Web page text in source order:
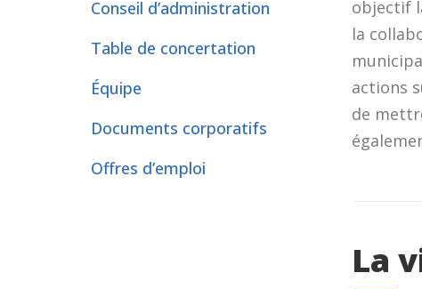
objectif
la
actions
de
La
Conseil d’administration
Table de concertation
Équipe
Documents corporatifs
Offres d’emploi